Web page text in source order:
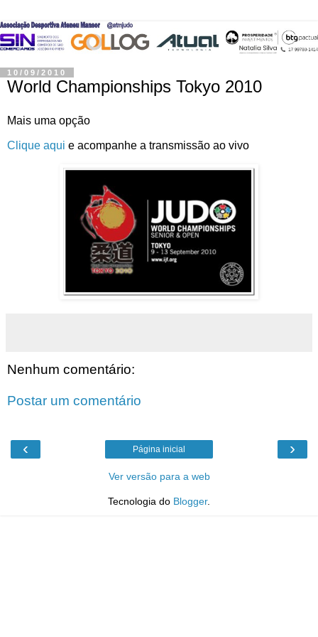
10/09/2010
World Championships Tokyo 2010
Mais uma opção
Clique aqui e acompanhe a transmissão ao vivo
Nenhum comentário:
Postar um comentário
‹ ›
Página inicial
Ver versão para a web
Tecnologia do Blogger.